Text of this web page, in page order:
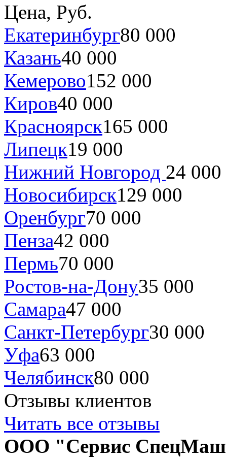
Цена, Руб.
Екатеринбург80 000
Казань40 000
Кемерово152 000
Киров40 000
Красноярск165 000
Липецк19 000
Нижний Новгород 24 000
Новосибирск129 000
Оренбург70 000
Пенза42 000
Пермь70 000
Ростов-на-Дону35 000
Самара47 000
Санкт-Петербург30 000
Уфа63 000
Челябинск80 000
Отзывы клиентов
Читать все отзывы
ООО "Сервис